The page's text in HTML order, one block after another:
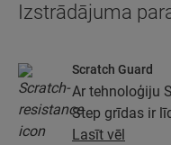
Izstrādājuma
Scratch Guard
Ar tehnoloģiju
Step grīdas ir
pret
Lasīt vēl